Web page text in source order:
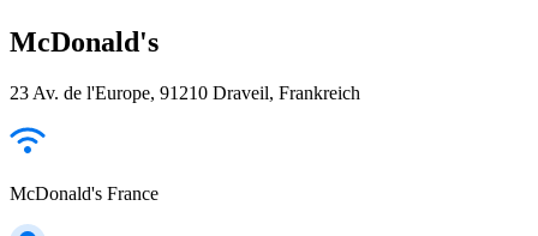
McDonald's
23 Av. de l'Europe, 91210 Draveil, Frankreich
McDonald's France